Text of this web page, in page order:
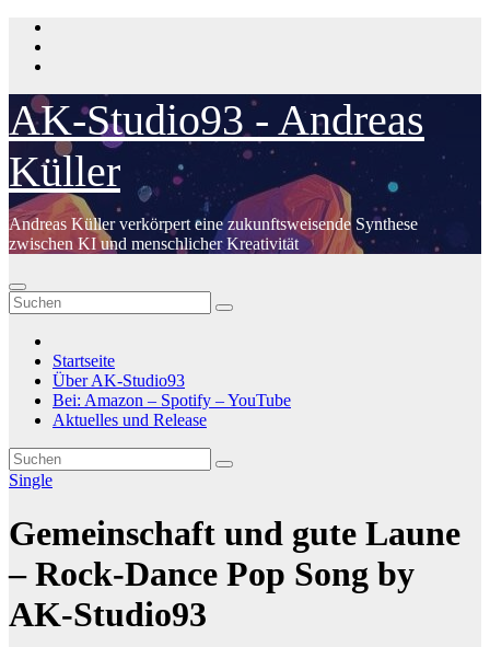
Zum
Inhalt
springen
AK-Studio93 - Andreas
Küller
Andreas Küller verkörpert eine zukunftsweisende Synthese
zwischen KI und menschlicher Kreativität
Startseite
Über AK-Studio93
Bei: Amazon – Spotify – YouTube
Aktuelles und Release
Single
Gemeinschaft und gute Laune
– Rock-Dance Pop Song by
AK-Studio93